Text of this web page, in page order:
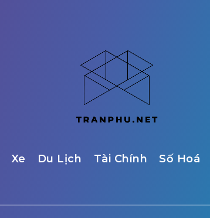
Xe Du Lịch Tài Chính Số Hoá